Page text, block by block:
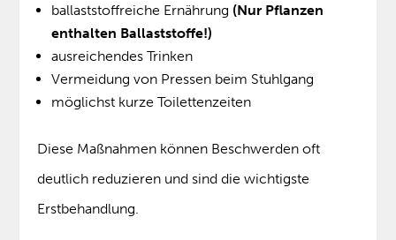
ballaststoffreiche Ernährung (Nur Pflanzen
enthalten Ballaststoffe!)
ausreichendes Trinken
Vermeidung von Pressen beim Stuhlgang
möglichst kurze Toilettenzeiten
Diese Maßnahmen können Beschwerden oft
deutlich reduzieren und sind die wichtigste
Erstbehandlung.